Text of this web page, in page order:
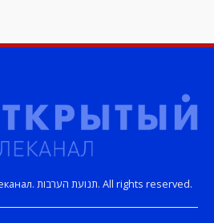
Copyright © Открытый телеканал. תנועת הערבות. All rights reserved.